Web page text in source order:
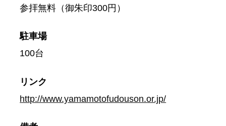
参拝無料（御朱印300円）
駐車場
100台
リンク
http://www.yamamotofudouson.or.jp/